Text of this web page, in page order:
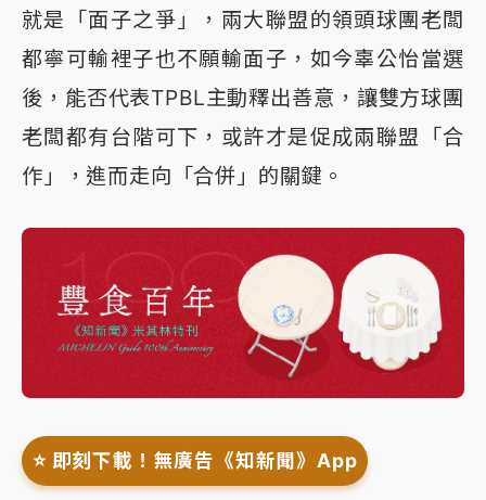
就是「面子之爭」，兩大聯盟的領頭球團老闆
都寧可輸裡子也不願輸面子，如今辜公怡當選
後，能否代表TPBL主動釋出善意，讓雙方球團
老闆都有台階可下，或許才是促成兩聯盟「合
作」，進而走向「合併」的關鍵。
⭐️ 即刻下載！無廣告《知新聞》App